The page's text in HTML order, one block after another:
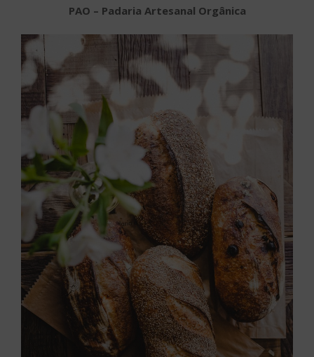
PAO – Padaria Artesanal Orgânica